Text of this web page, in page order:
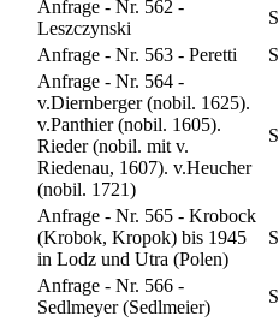
Anfrage - Nr. 562 -
Leszczynski
Anfrage - Nr. 563 - Peretti
Anfrage - Nr. 564 -
v.Diernberger (nobil. 1625).
v.Panthier (nobil. 1605).
Rieder (nobil. mit v.
Riedenau, 1607). v.Heucher
(nobil. 1721)
Anfrage - Nr. 565 - Krobock
(Krobok, Kropok) bis 1945
in Lodz und Utra (Polen)
Anfrage - Nr. 566 -
Sedlmeyer (Sedlmeier)